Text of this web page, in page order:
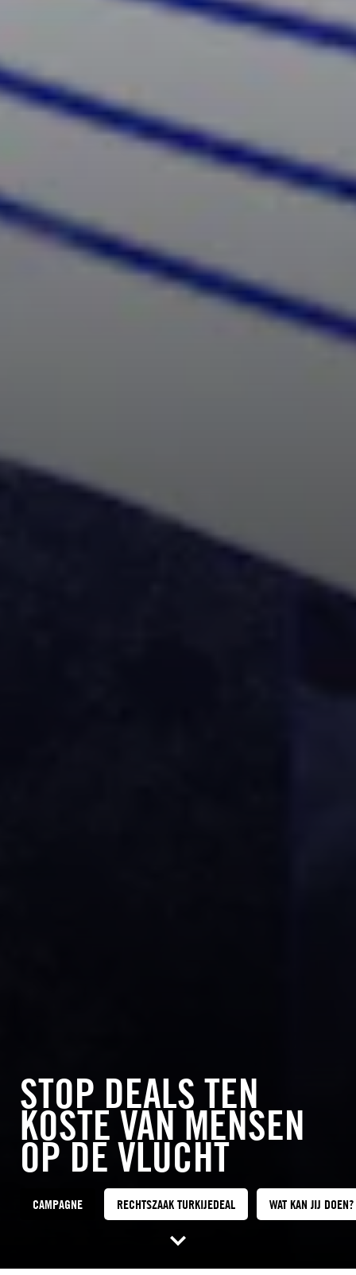
STOP DEALS TEN
KOSTE VAN MENSEN
OP DE VLUCHT
CAMPAGNE RECHTSZAAK TURKIJEDEAL WAT KAN JIJ DOEN?